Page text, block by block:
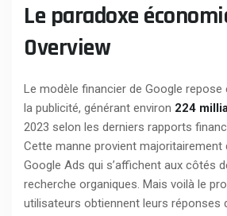
Le paradoxe
Overview
Le modèle financier de Google
la publicité, générant environ 224
2023 selon les derniers rapports
Cette manne provient majoritairement
Google Ads qui s’affichent aux côtés
recherche organiques. Mais voilà le
utilisateurs obtiennent leurs réponses